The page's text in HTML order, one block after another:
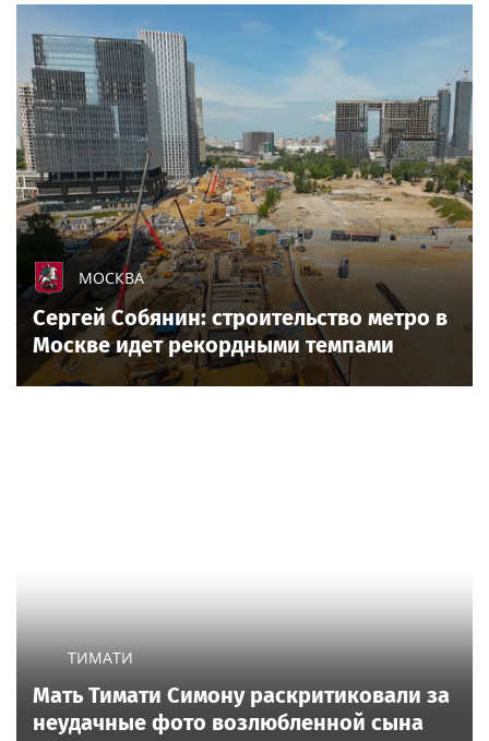
МОСКВА
Сергей Собянин: строительство метро в
Москве идет рекордными темпами
ТИМАТИ
Мать Тимати Симону раскритиковали за
неудачные фото возлюбленной сына